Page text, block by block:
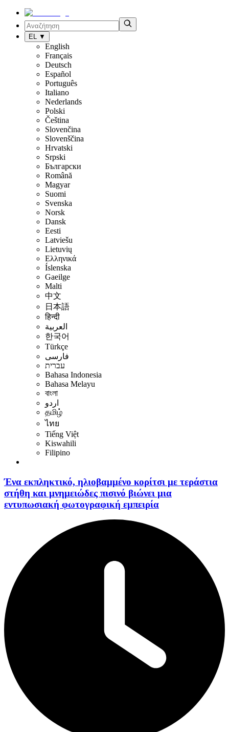
EL ▼
English
Français
Deutsch
Español
Português
Italiano
Nederlands
Polski
Čeština
Slovenčina
Slovenščina
Hrvatski
Srpski
Български
Română
Magyar
Suomi
Svenska
Norsk
Dansk
Eesti
Latviešu
Lietuvių
Ελληνικά
Íslenska
Gaeilge
Malti
中文
日本語
हिन्दी
العربية
한국어
Türkçe
فارسی
עברית
Bahasa Indonesia
Bahasa Melayu
বাংলা
اردو
தமிழ்
ไทย
Tiếng Việt
Kiswahili
Filipino
Ένα εκπληκτικό, ηλιοβαμμένο κορίτσι με τεράστια
στήθη και μνημειώδες πισινό βιώνει μια
εντυπωσιακή φωτογραφική εμπειρία